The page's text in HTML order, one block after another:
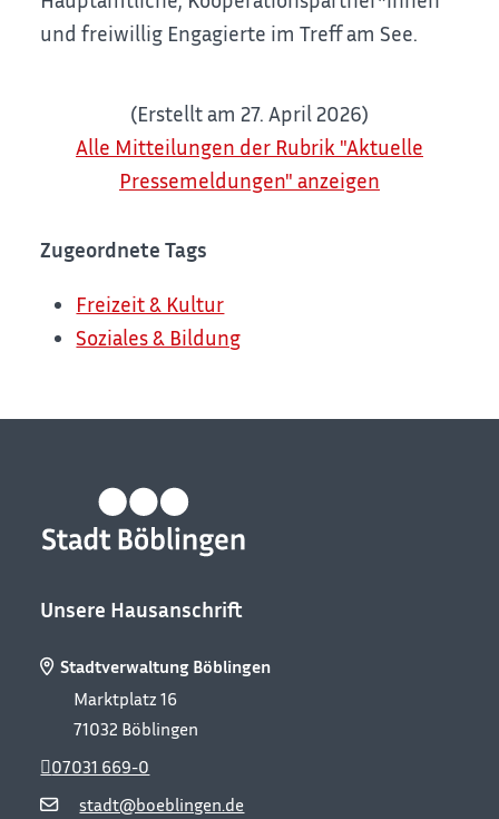
und freiwillig Engagierte im Treff am See.
(Erstellt am 27. April 2026)
Alle Mitteilungen der Rubrik "Aktuelle
Pressemeldungen" anzeigen
Zugeordnete Tags
Freizeit & Kultur
Soziales & Bildung
Unsere Hausanschrift
Stadtverwaltung Böblingen
Marktplatz 16
71032 Böblingen
stadt@boeblingen.de
07031 669-0